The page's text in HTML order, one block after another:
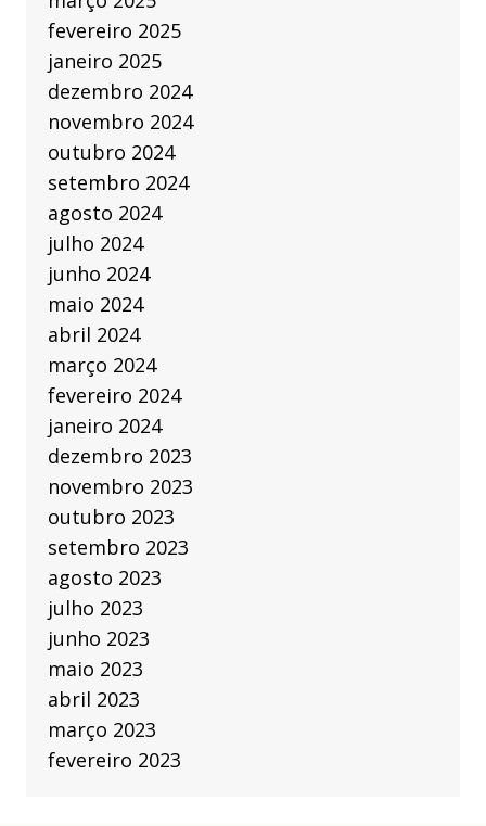
fevereiro 2025
janeiro 2025
dezembro 2024
novembro 2024
outubro 2024
setembro 2024
agosto 2024
julho 2024
junho 2024
maio 2024
abril 2024
março 2024
fevereiro 2024
janeiro 2024
dezembro 2023
novembro 2023
outubro 2023
setembro 2023
agosto 2023
julho 2023
junho 2023
maio 2023
abril 2023
março 2023
fevereiro 2023